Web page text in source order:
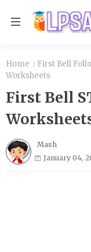
Home First Bell
Worksheets
First Bell
Mash
January 04,